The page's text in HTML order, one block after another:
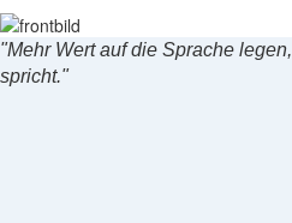
"Mehr Wert auf die Sprache legen,
spricht."